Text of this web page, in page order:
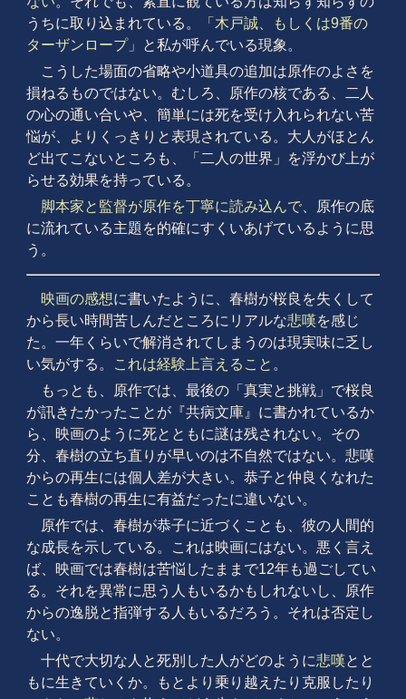
うちに取り込まれている。
「木戸誠、もしくは9番の
ターザンロープ」
と私が呼んでいる現象。
こうした場面の省略や小道具の追加は原作のよさを
損ねるものではない。むしろ、原作の核である、二人
の心の通い合いや、簡単には死を受け入れられない苦
悩が、よりくっきりと表現されている。大人がほとん
ど出てこないところも、「二人の世界」を浮かび上が
らせる効果を持っている。
脚本家と監督が原作を丁寧に読み込んで、原作の底
に流れている主題を的確にすくいあげているように思
う。
映画の感想に書いたように、春樹が桜良を失くして
から長い時間苦しんだところにリアルな悲嘆を感じ
た。一年くらいで解消されてしまうのは現実味に乏し
い気がする。
これは経験上言えること 。
もっとも、原作では、最後の「真実と挑戦」で桜良
が訊きたかったことが『共病文庫』に書かれているか
ら、映画のように死とともに謎は残されない。その
分、春樹の立ち直りが早いのは不自然ではない。悲嘆
からの再生には個人差が大きい。恭子と仲良くなれた
ことも春樹の再生に有益だったに違いない。
原作では、春樹が恭子に近づくことも、彼の人間的
な成長を示している。これは映画にはない。悪く言え
ば、映画では春樹は苦悩したままで12年も過ごしてい
る。それを異常に思う人もいるかもしれないし、原作
からの逸脱と指弾する人もいるだろう。それは否定し
ない。
十代で大切な人と死別した人がどのように悲嘆とと
もに生きていくか。もとより乗り越えたり克服したり